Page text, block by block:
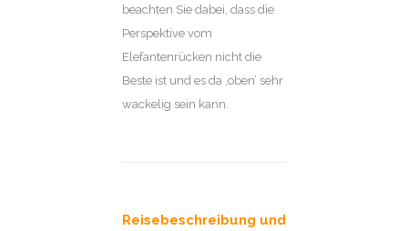
beachten Sie dabei, dass die
Perspektive vom
Elefantenrücken nicht die
Beste ist und es da ‚oben’ sehr
wackelig sein kann.
Reisebeschreibung und